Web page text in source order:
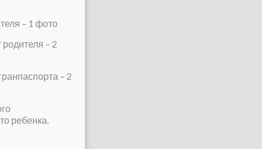
– 1 фото
родителя – 2
– 2
ребенка.